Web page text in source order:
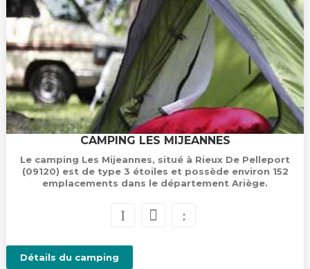
CAMPING LES MIJEANNES
Le camping Les Mijeannes, situé à Rieux De Pelleport
(09120) est de type 3 étoiles et possède environ 152
emplacements dans le département Ariège.
Détails du camping